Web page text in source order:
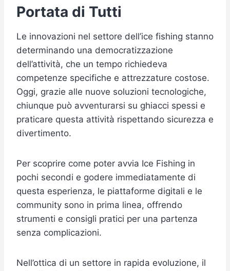
Portata di Tutti
Le innovazioni nel settore dell’ice fishing stanno
determinando una democratizzazione
dell’attività, che un tempo richiedeva
competenze specifiche e attrezzature costose.
Oggi, grazie alle nuove soluzioni tecnologiche,
chiunque può avventurarsi su ghiacci spessi e
praticare questa attività rispettando sicurezza e
divertimento.
Per scoprire come poter avvia Ice Fishing in
pochi secondi e godere immediatamente di
questa esperienza, le piattaforme digitali e le
community sono in prima linea, offrendo
strumenti e consigli pratici per una partenza
senza complicazioni.
Nell’ottica di un settore in rapida evoluzione, il